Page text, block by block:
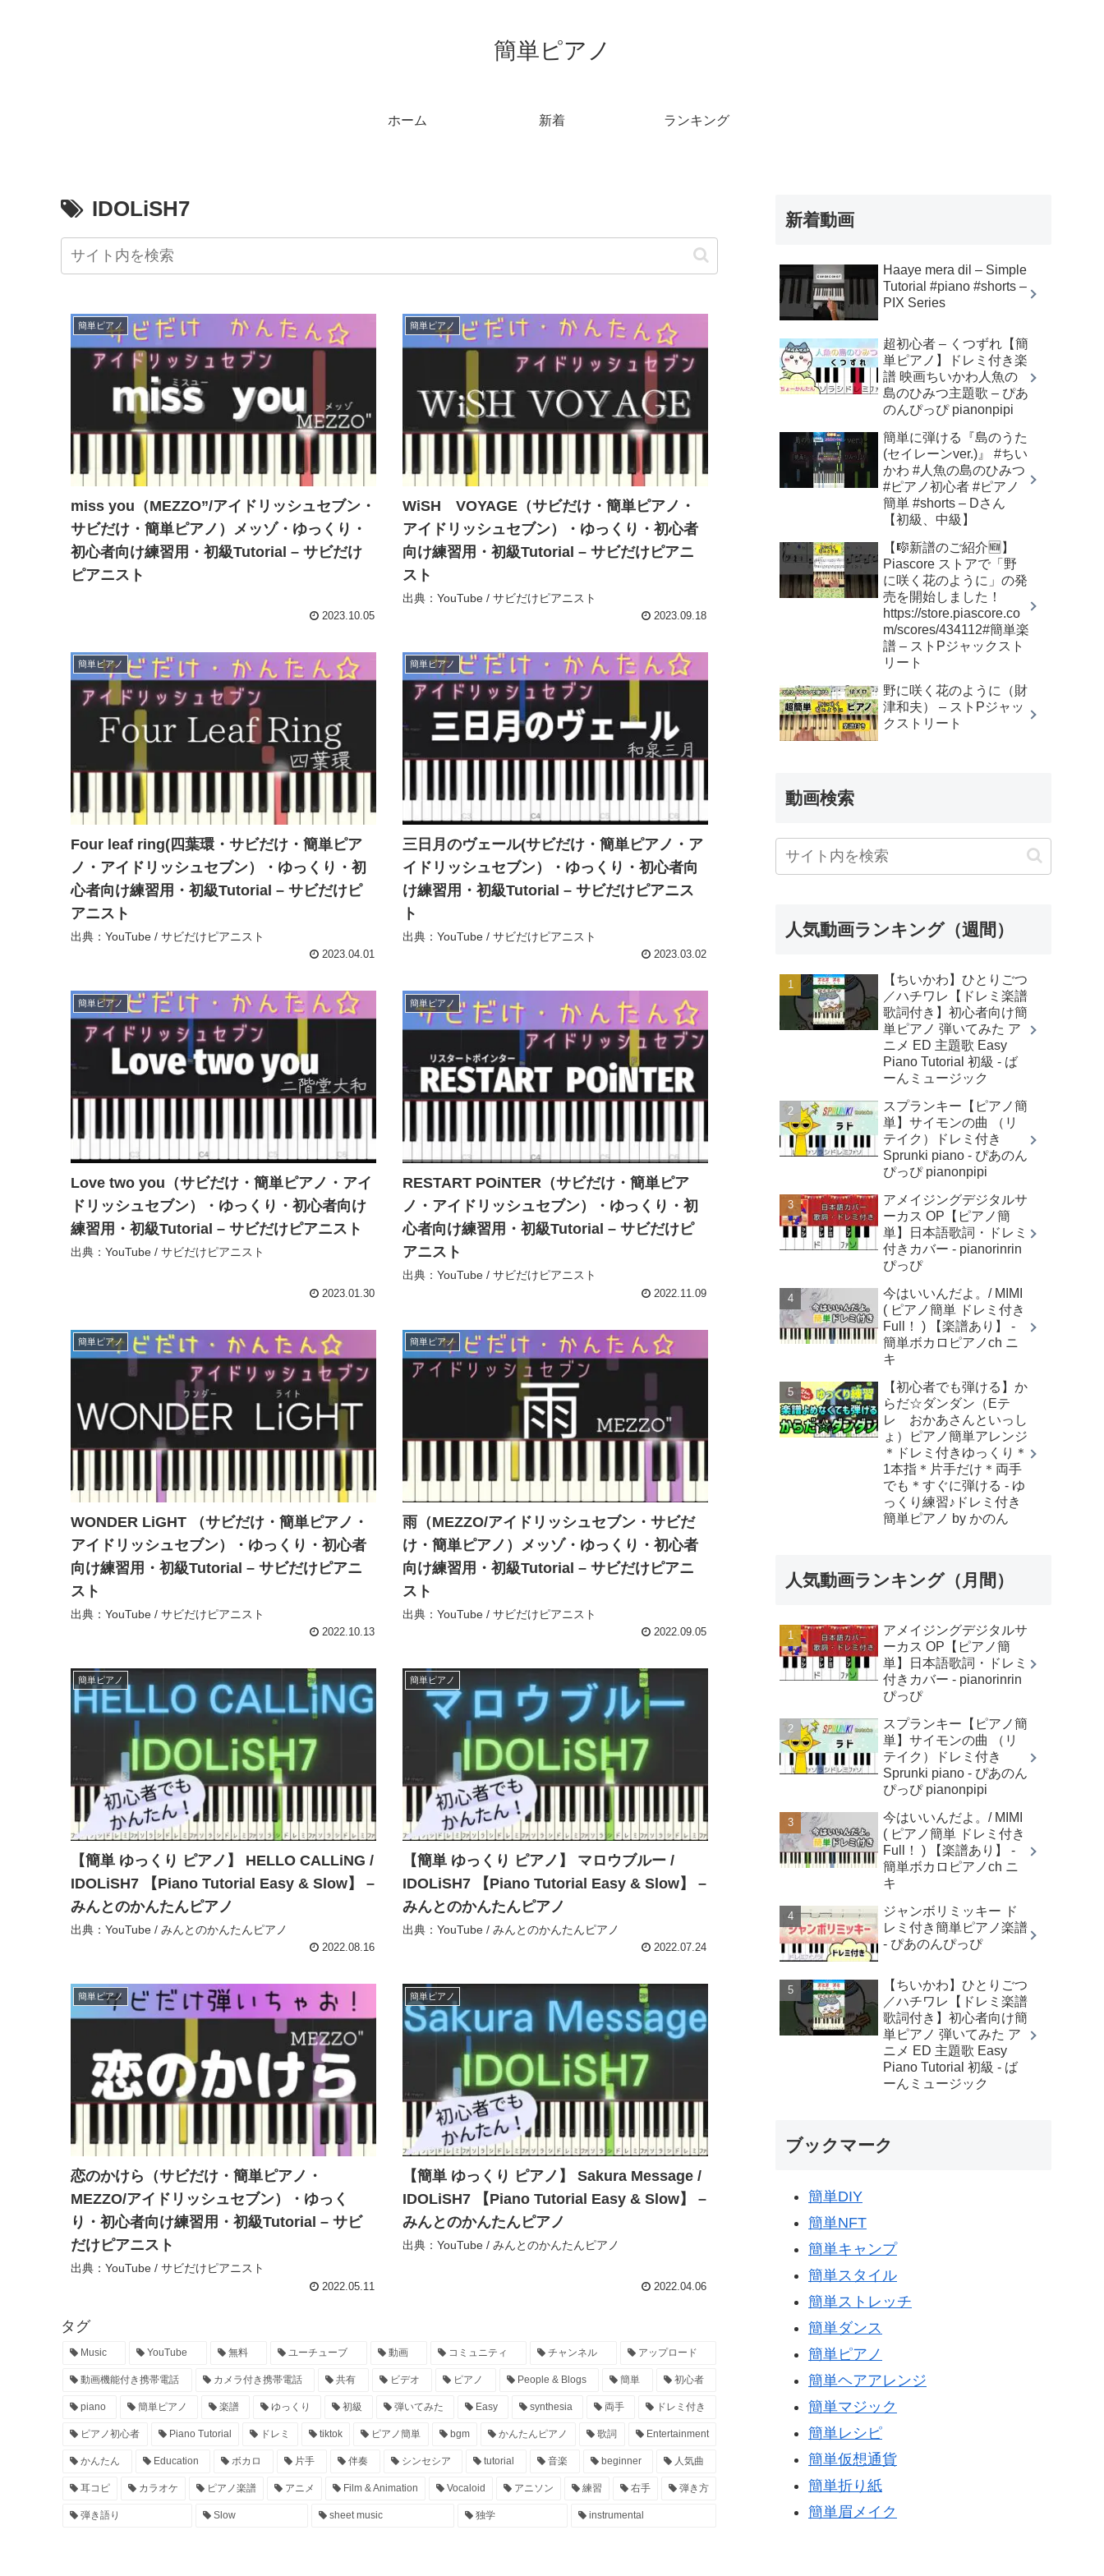
簡単ピアノ
ホーム 新着 ランキング
IDOLiSH7
簡単ピアノ
miss you（MEZZO”/アイドリッシュセブン・
サビだけ・簡単ピアノ）メッゾ・ゆっくり・
初心者向け練習用・初級Tutorial – サビだけ
ピアニスト
2023.10.05
簡単ピアノ
WiSH VOYAGE（サビだけ・簡単ピアノ・
アイドリッシュセブン）・ゆっくり・初心者
向け練習用・初級Tutorial – サビだけピアニ
スト
出典：YouTube / サビだけピアニスト
2023.09.18
簡単ピアノ
Four leaf ring(四葉環・サビだけ・簡単ピア
ノ・アイドリッシュセブン）・ゆっくり・初
心者向け練習用・初級Tutorial – サビだけピ
アニスト
出典：YouTube / サビだけピアニスト
2023.04.01
簡単ピアノ
三日月のヴェール(サビだけ・簡単ピアノ・ア
イドリッシュセブン）・ゆっくり・初心者向
け練習用・初級Tutorial – サビだけピアニス
ト
出典：YouTube / サビだけピアニスト
2023.03.02
簡単ピアノ
Love two you（サビだけ・簡単ピアノ・アイ
ドリッシュセブン）・ゆっくり・初心者向け
練習用・初級Tutorial – サビだけピアニスト
出典：YouTube / サビだけピアニスト
2023.01.30
簡単ピアノ
RESTART POiNTER（サビだけ・簡単ピア
ノ・アイドリッシュセブン）・ゆっくり・初
心者向け練習用・初級Tutorial – サビだけピ
アニスト
出典：YouTube / サビだけピアニスト
2022.11.09
簡単ピアノ
WONDER LiGHT （サビだけ・簡単ピアノ・
アイドリッシュセブン）・ゆっくり・初心者
向け練習用・初級Tutorial – サビだけピアニ
スト
出典：YouTube / サビだけピアニスト
2022.10.13
簡単ピアノ
雨（MEZZO/アイドリッシュセブン・サビだ
け・簡単ピアノ）メッゾ・ゆっくり・初心者
向け練習用・初級Tutorial – サビだけピアニ
スト
出典：YouTube / サビだけピアニスト
2022.09.05
簡単ピアノ
【簡単 ゆっくり ピアノ】 HELLO CALLiNG /
IDOLiSH7 【Piano Tutorial Easy & Slow】 –
みんとのかんたんピアノ
出典：YouTube / みんとのかんたんピアノ
2022.08.16
簡単ピアノ
【簡単 ゆっくり ピアノ】 マロウブルー /
IDOLiSH7 【Piano Tutorial Easy & Slow】 –
みんとのかんたんピアノ
出典：YouTube / みんとのかんたんピアノ
2022.07.24
簡単ピアノ
恋のかけら（サビだけ・簡単ピアノ・
MEZZO/アイドリッシュセブン）・ゆっく
り・初心者向け練習用・初級Tutorial – サビ
だけピアニスト
出典：YouTube / サビだけピアニスト
2022.05.11
簡単ピアノ
【簡単 ゆっくり ピアノ】 Sakura Message /
IDOLiSH7 【Piano Tutorial Easy & Slow】 –
みんとのかんたんピアノ
出典：YouTube / みんとのかんたんピアノ
2022.04.06
タグ
Music YouTube 無料 ユーチューブ 動画 コミュニティ チャンネル アップロード
動画機能付き携帯電話 カメラ付き携帯電話 共有 ビデオ ピアノ People & Blogs 簡単 初心者
piano 簡単ピアノ 楽譜 ゆっくり 初級 弾いてみた Easy synthesia 両手 ドレミ付き
ピアノ初心者 Piano Tutorial ドレミ tiktok ピアノ簡単 bgm かんたんピアノ 歌詞 Entertainment
かんたん Education ボカロ 片手 伴奏 シンセシア tutorial 音楽 beginner 人気曲
耳コピ カラオケ ピアノ楽譜 アニメ Film & Animation Vocaloid アニソン 練習 右手 弾き方
弾き語り Slow sheet music 独学 instrumental
新着動画
Haaye mera dil – Simple
Tutorial #piano #shorts –
PIX Series
超初心者 – くつずれ【簡
単ピアノ】ドレミ付き楽
譜 映画ちいかわ人魚の
島のひみつ主題歌 – ぴあ
のんぴっぴ pianonpipi
簡単に弾ける『島のうた
(セイレーンver.)』 #ちい
かわ #人魚の島のひみつ
#ピアノ初心者 #ピアノ
簡単 #shorts – Dさん
【初級、中級】
【🎼新譜のご紹介🆕】
Piascore ストアで「野
に咲く花のように」の発
売を開始しました！
https://store.piascore.co
m/scores/434112#簡単楽
譜 – ストPジャックスト
リート
野に咲く花のように（財
津和夫） – ストPジャッ
クストリート
動画検索
人気動画ランキング（週間）
【ちいかわ】ひとりごつ
／ハチワレ【ドレミ楽譜
歌詞付き】初心者向け簡
単ピアノ 弾いてみた ア
ニメ ED 主題歌 Easy
Piano Tutorial 初級 - ば
ーんミュージック
スプランキー【ピアノ簡
単】サイモンの曲 （リ
テイク）ドレミ付き
Sprunki piano - ぴあのん
ぴっぴ pianonpipi
アメイジングデジタルサ
ーカス OP【ピアノ簡
単】日本語歌詞・ドレミ
付きカバー - pianorinrin
ぴっぴ
今はいいんだよ。/ MIMI
( ピアノ簡単 ドレミ付き
Full！ ) 【楽譜あり】 -
簡単ボカロピアノch ニ
キ
【初心者でも弾ける】か
らだ☆ダンダン（Eテ
レ おかあさんといっし
ょ）ピアノ簡単アレンジ
＊ドレミ付きゆっくり＊
1本指＊片手だけ＊両手
でも＊すぐに弾ける - ゆ
っくり練習♪ドレミ付き
簡単ピアノ by かのん
人気動画ランキング（月間）
アメイジングデジタルサ
ーカス OP【ピアノ簡
単】日本語歌詞・ドレミ
付きカバー - pianorinrin
ぴっぴ
スプランキー【ピアノ簡
単】サイモンの曲 （リ
テイク）ドレミ付き
Sprunki piano - ぴあのん
ぴっぴ pianonpipi
今はいいんだよ。/ MIMI
( ピアノ簡単 ドレミ付き
Full！ ) 【楽譜あり】 -
簡単ボカロピアノch ニ
キ
ジャンボリミッキー ド
レミ付き簡単ピアノ楽譜
- ぴあのんぴっぴ
【ちいかわ】ひとりごつ
／ハチワレ【ドレミ楽譜
歌詞付き】初心者向け簡
単ピアノ 弾いてみた ア
ニメ ED 主題歌 Easy
Piano Tutorial 初級 - ば
ーんミュージック
ブックマーク
簡単DIY
簡単NFT
簡単キャンプ
簡単スタイル
簡単ストレッチ
簡単ダンス
簡単ピアノ
簡単ヘアアレンジ
簡単マジック
簡単レシピ
簡単仮想通貨
簡単折り紙
簡単眉メイク